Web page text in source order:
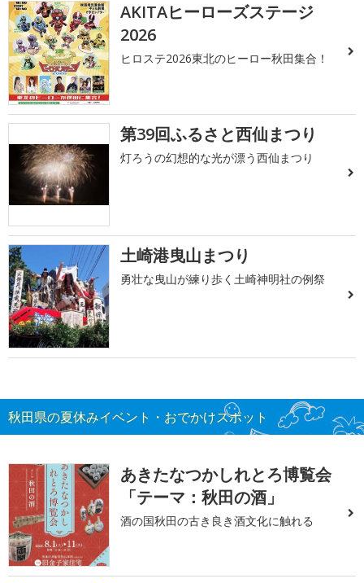
AKITAヒーローズステージ
2026
ヒロステ2026東北のヒーロー秋田集合！
第39回ふるさと西仙まつり
灯ろうの幻想的な光が漂う西仙まつり
土崎港曳山まつり
勇壮な曳山が練り歩く土崎神明社の例祭
秋田県の夏休みイベント・おでかけスポット
あきたなつかしれとろ博覧会
「テーマ：秋田の酒」
酒の国秋田の古き良き酒文化に触れる